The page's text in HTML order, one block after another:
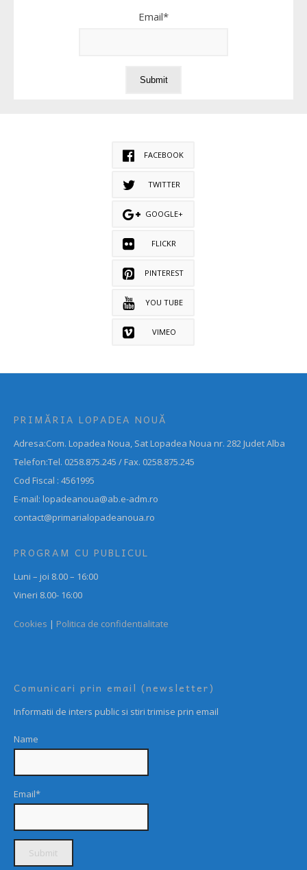
Email*
FACEBOOK
TWITTER
GOOGLE+
FLICKR
PINTEREST
YOU TUBE
VIMEO
PRIMĂRIA LOPADEA NOUĂ
Adresa:Com. Lopadea Noua, Sat Lopadea Noua nr. 282 Judet Alba
Telefon:Tel. 0258.875.245 / Fax. 0258.875.245
Cod Fiscal : 4561995
E-mail: lopadeanoua@ab.e-adm.ro
contact@primarialopadeanoua.ro
PROGRAM CU PUBLICUL
Luni – joi 8.00 – 16:00
Vineri 8.00- 16:00
Cookies | Politica de confidentialitate
Comunicari prin email (newsletter)
Informatii de inters public si stiri trimise prin email
Name
Email*